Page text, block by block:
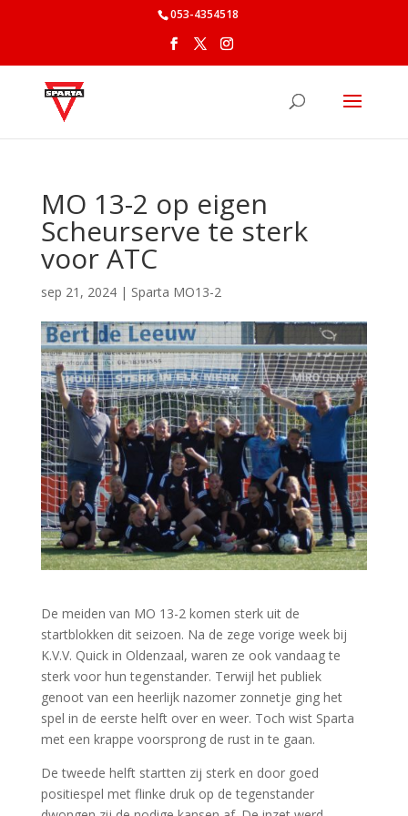
053-4354518
MO 13-2 op eigen
Scheurserve te sterk
voor ATC
sep 21, 2024| Sparta MO13-2
De meiden van MO 13-2 komen sterk uit de
startblokken dit seizoen. Na de zege vorige week bij
K.V.V. Quick in Oldenzaal, waren ze ook vandaag te
sterk voor hun tegenstander. Terwijl het publiek
genoot van een heerlijk nazomer zonnetje ging het
spel in de eerste helft over en weer. Toch wist Sparta
met een krappe voorsprong de rust in te gaan.
De tweede helft startten zij sterk en door goed
positiespel met flinke druk op de tegenstander